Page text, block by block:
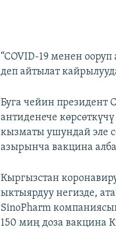
“COVID-19 менен
деп айтылат
Буга чейин президент
антиденече
кызматы ушундай эле
азырынча вакцина
Кыргызстан
ыктыярдуу негизде,
SinoPharm
150 миң доза вакцина